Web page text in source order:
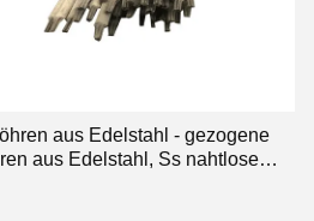
aus Edelstahl - gezogene
aus Edelstahl, Ss nahtlose